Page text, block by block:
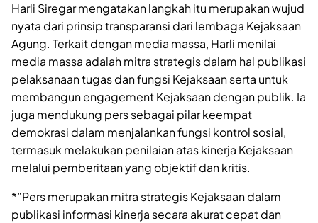
Harli Siregar mengatakan langkah itu merupakan wujud
nyata dari prinsip transparansi dari lembaga Kejaksaan
Agung. Terkait dengan media massa, Harli menilai
media massa adalah mitra strategis dalam hal publikasi
pelaksanaan tugas dan fungsi Kejaksaan serta untuk
membangun engagement Kejaksaan dengan publik. Ia
juga mendukung pers sebagai pilar keempat
demokrasi dalam menjalankan fungsi kontrol sosial,
termasuk melakukan penilaian atas kinerja Kejaksaan
melalui pemberitaan yang objektif dan kritis.
*”Pers merupakan mitra strategis Kejaksaan dalam
publikasi informasi kinerja secara akurat cepat dan